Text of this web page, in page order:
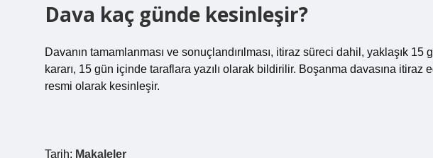
Dava kaç günde kesinleşir?
Davanın tamamlanması ve sonuçlandırılması, itiraz süreci dahil, yaklaşık
kararı, 15 gün içinde taraflara yazılı olarak bildirilir. Boşanma davasına itiraz
resmi olarak kesinleşir.
Tarih: Makaleler